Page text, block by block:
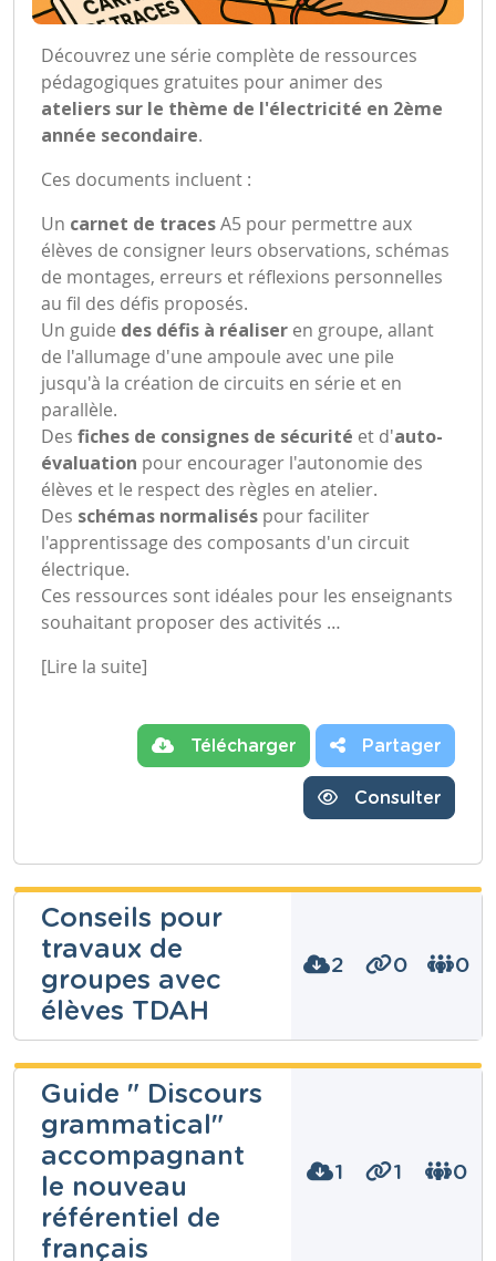
Découvrez une série complète de ressources
pédagogiques gratuites pour animer des
ateliers sur le thème de l'électricité en 2ème
année secondaire.
Ces documents incluent :
Un carnet de tracesA5 pour permettre aux
élèves de consigner leurs observations, schémas
de montages, erreurs et réflexions personnelles
au fil des défis proposés.
Un guide des défis à réaliser en groupe, allant
de l'allumage d'une ampoule avec une pile
jusqu'à la création de circuits en série et en
parallèle.
Des fiches de consignes de sécurité et d'auto-
évaluation pour encourager l'autonomie des
élèves et le respect des règles en atelier.
Des schémas normalisés pour faciliter
l'apprentissage des composants d'un circuit
électrique.
Ces ressources sont idéales pour les enseignants
souhaitant proposer des activités …
[Lire la suite]
Télécharger Partager
Consulter
Conseils pour
travaux de
groupes avec
élèves TDAH
2 0 0
Clémence
Romain
Niveau
Secondaire
Cours
Ressources transversales
Année
6 années
Guide " Discours
grammatical"
accompagnant
le nouveau
référentiel de
français
1 1 0